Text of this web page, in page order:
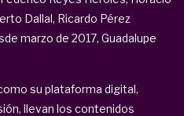
Dallal, Ricardo Pérez
marzo de 2017, Guadalupe
su plataforma digital,
llevan los contenidos